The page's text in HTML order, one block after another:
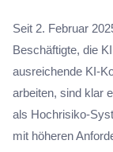
Seit 2. Februar
Beschäftigte, die
ausreichende KI-
arbeiten, sind klar
als Hochrisiko-
mit höheren